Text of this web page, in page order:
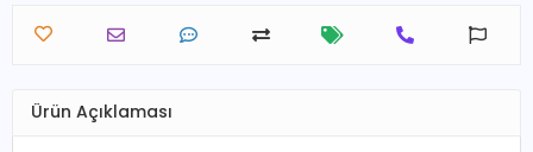
Ürün Açıklaması